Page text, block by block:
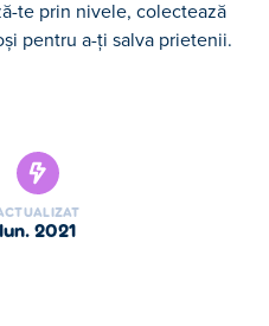
te prin nivele, colectează
pentru a-ți salva prietenii.
iun. 2021